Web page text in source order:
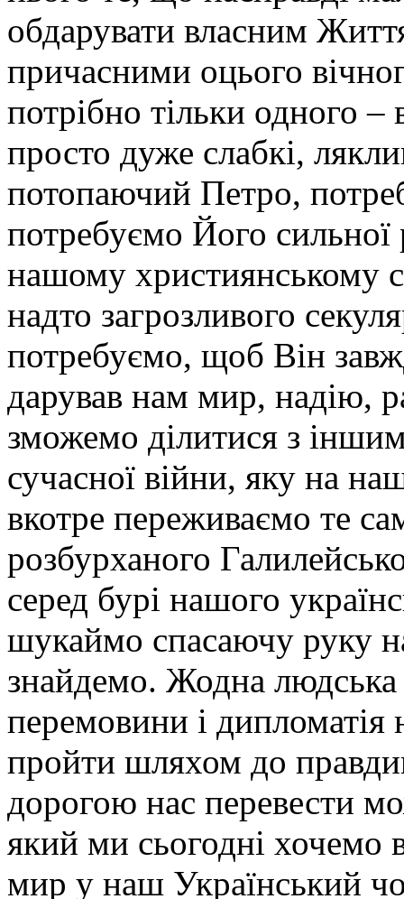
обдарувати власним
причасними оцього
потрібно тільки одного
просто дуже слабкі,
потопаючий Петро,
потребуємо Його сильної
нашому християнському
надто загрозливого
потребуємо, щоб Він
дарував нам мир, надію,
зможемо ділитися з
сучасної війни, яку на
вкотре переживаємо те
розбурханого
серед бурі нашого
шукаймо спасаючу руку
знайдемо. Жодна
перемовини і дипломатія
пройти шляхом до
дорогою нас перевести
який ми сьогодні
мир у наш Український